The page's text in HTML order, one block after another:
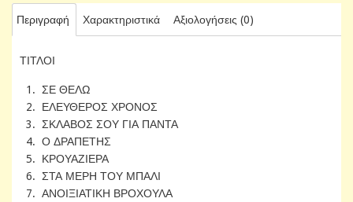
Περιγραφή Χαρακτηριστικά Αξιολογήσεις (0)
ΤΙΤΛΟΙ
1. ΣΕ ΘΕΛΩ
2. ΕΛΕΥΘΕΡΟΣ ΧΡΟΝΟΣ
3. ΣΚΛΑΒΟΣ ΣΟΥ ΓΙΑ ΠΑΝΤΑ
4. Ο ΔΡΑΠΕΤΗΣ
5. ΚΡΟΥΑΖΙΕΡΑ
6. ΣΤΑ ΜΕΡΗ ΤΟΥ ΜΠΑΛΙ
7. ΑΝΟΙΞΙΑΤΙΚΗ ΒΡΟΧΟΥΛΑ